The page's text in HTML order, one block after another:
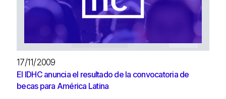
17/11/2009
El IDHC anuncia el resultado de la convocatoria de
becas para América Latina